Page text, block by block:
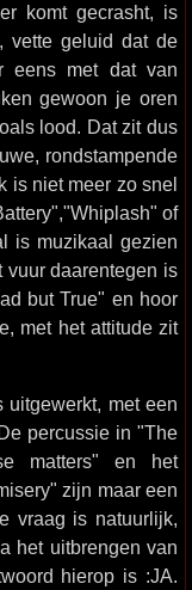
komt gecrasht, is
vette geluid dat de
eens met dat van
gewoon je oren
lood. Dat zit dus
rondstampende
is niet meer zo snel
of
is muzikaal gezien
vuur daarentegen is
but True" en hoor
met het attitude zit
met een
percussie in "The
matters" en het
zijn maar een
vraag is natuurlijk,
het uitbrengen van
hierop is :JA.